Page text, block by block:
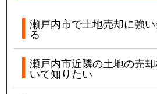
瀬戸内市で土地売却に強
る
瀬戸内市近隣の土地の売
いて知りたい